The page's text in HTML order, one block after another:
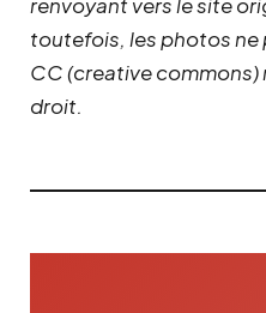
toutefois, les photos
CC (creative commons)
droit.